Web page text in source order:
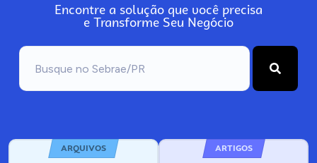
Encontre a solução que você precisa
e Transforme Seu Negócio
ARQUIVOS ARTIGOS